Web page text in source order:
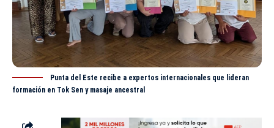
Punta del Este recibe a expertos internacionales que lideran
formación en Tok Sen y masaje ancestral